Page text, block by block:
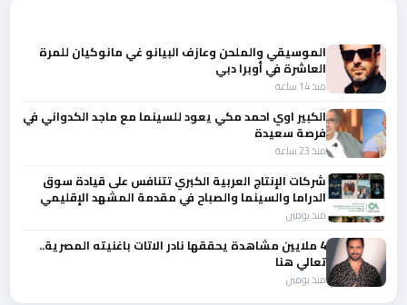
الموسيقي والملحن وعازف البيانو غي مانوكيان للمرة
العاشرة في أوبرا دبي
منذ 14 ساعة
الكبير اوي احمد مكي يعود للسينما مع ماجد الكدواني في
فرصة سعيدة
منذ 23 ساعة
شركات الإنتاج العربية الكبري تتنافس على قيادة سوق
الدراما والسينما والصباح في مقدمة المشهد الإقليمي
منذ يومين
4 ملايين مشاهدة يحققها نادر الاتات باغنيته المصرية..
تعالي هنا
منذ يومين